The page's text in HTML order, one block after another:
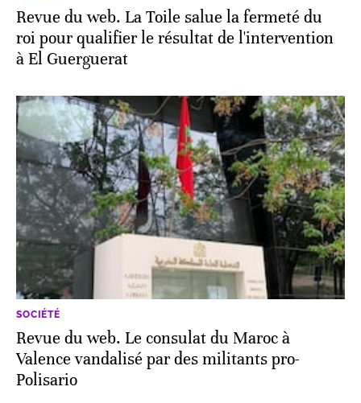
Revue du web. La Toile salue la fermeté du
roi pour qualifier le résultat de l'intervention
à El Guerguerat
SOCIÉTÉ
Revue du web. Le consulat du Maroc à
Valence vandalisé par des militants pro-
Polisario